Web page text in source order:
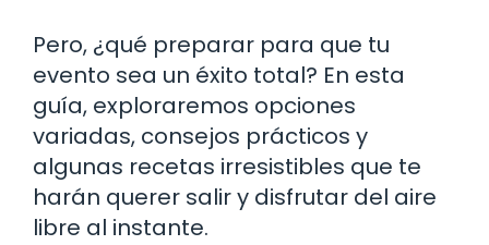
Pero, ¿qué preparar para que tu
evento sea un éxito total? En esta
guía, exploraremos opciones
variadas, consejos prácticos y
algunas recetas irresistibles que te
harán querer salir y disfrutar del aire
libre al instante.